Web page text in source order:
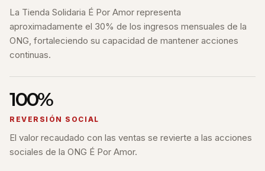
La Tienda Solidaria É Por Amor representa
aproximadamente el 30% de los ingresos mensuales de la
ONG, fortaleciendo su capacidad de mantener acciones
continuas.
100%
REVERSIÓN SOCIAL
El valor recaudado con las ventas se revierte a las acciones
sociales de la ONG É Por Amor.